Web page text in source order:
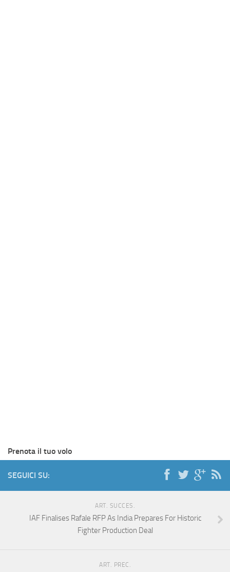
Prenota il tuo volo
SEGUICI SU:
ART. SUCCES.
IAF Finalises Rafale RFP As India Prepares For Historic
Fighter Production Deal
ART. PREC.